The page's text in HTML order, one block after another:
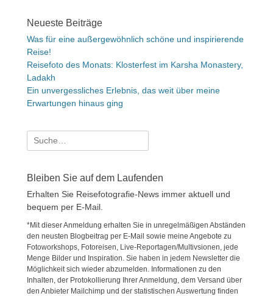
Neueste Beiträge
Was für eine außergewöhnlich schöne und inspirierende
Reise!
Reisefoto des Monats: Klosterfest im Karsha Monastery,
Ladakh
Ein unvergessliches Erlebnis, das weit über meine
Erwartungen hinaus ging
Suche
nach:
Bleiben Sie auf dem Laufenden
Erhalten Sie Reisefotografie-News immer aktuell und
bequem per E-Mail.
*Mit dieser Anmeldung erhalten Sie in unregelmäßigen Abständen
den neusten Blogbeitrag per E-Mail sowie meine Angebote zu
Fotoworkshops, Fotoreisen, Live-Reportagen/Multivsionen, jede
Menge Bilder und Inspiration. Sie haben in jedem Newsletter die
Möglichkeit sich wieder abzumelden. Informationen zu den
Inhalten, der Protokollierung Ihrer Anmeldung, dem Versand über
den Anbieter Mailchimp und der statistischen Auswertung finden